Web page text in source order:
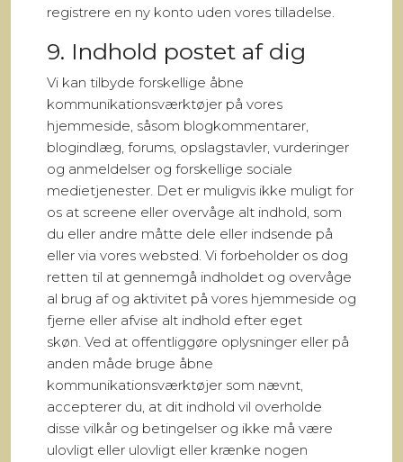
registrere en ny konto uden vores tilladelse.
9. Indhold postet af dig
Vi kan tilbyde forskellige åbne
kommunikationsværktøjer på vores
hjemmeside, såsom blogkommentarer,
blogindlæg, forums, opslagstavler, vurderinger
og anmeldelser og forskellige sociale
medietjenester. Det er muligvis ikke muligt for
os at screene eller overvåge alt indhold, som
du eller andre måtte dele eller indsende på
eller via vores websted. Vi forbeholder os dog
retten til at gennemgå indholdet og overvåge
al brug af og aktivitet på vores hjemmeside og
fjerne eller afvise alt indhold efter eget
skøn. Ved at offentliggøre oplysninger eller på
anden måde bruge åbne
kommunikationsværktøjer som nævnt,
accepterer du, at dit indhold vil overholde
disse vilkår og betingelser og ikke må være
ulovligt eller ulovligt eller krænke nogen